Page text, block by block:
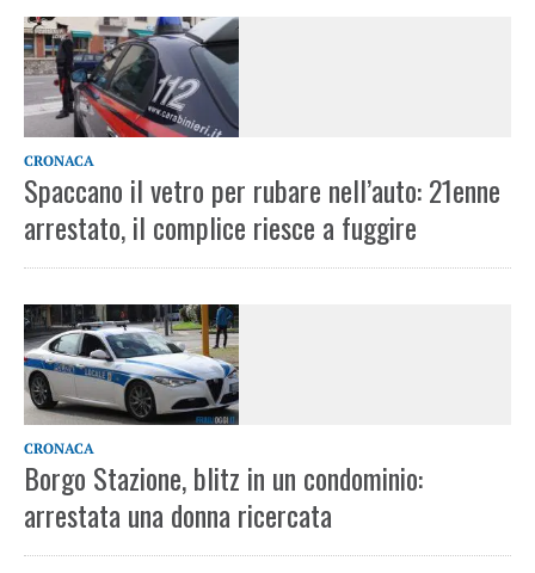
CRONACA
Spaccano il vetro per rubare nell’auto: 21enne
arrestato, il complice riesce a fuggire
CRONACA
Borgo Stazione, blitz in un condominio:
arrestata una donna ricercata